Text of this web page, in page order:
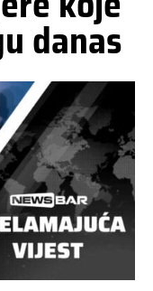
danas